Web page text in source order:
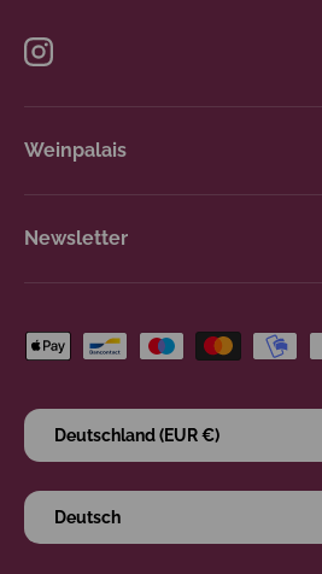
Instagram
Weinpalais
Newsletter
Zahlungsmethoden
Land/Region
Deutschland (EUR €)
Sprache
Deutsch